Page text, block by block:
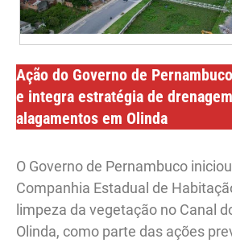
Ação do Governo de
e integra estratégia de
alagamentos em Olinda
O Governo de Pernambuco
Companhia Estadual de
limpeza da vegetação no Canal
Olinda, como parte das ações